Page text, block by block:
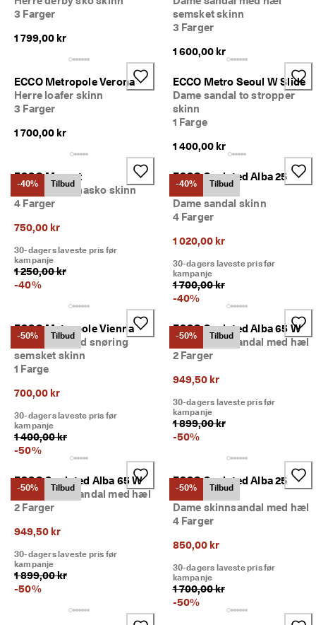
3 Farger
1 799,00 kr
semsket skinn
3 Farger
1 600,00 kr
ECCO Metropole Verona
Herre loafer skinn
3 Farger
1 700,00 kr
ECCO Metro Seoul W Slide
Dame sandal to stropper
skinn
1 Farge
1 400,00 kr
-40% Tilbud
ECCO Margot
Dame ballerinasko skinn
4 Farger
750,00 kr
30-dagers laveste pris før
kampanje
1 250,00 kr
-40%
-40% Tilbud
ECCO Sculpted Alba 25
Sandal
Dame sandal skinn
4 Farger
1 020,00 kr
30-dagers laveste pris før
kampanje
1 700,00 kr
-40%
-50% Tilbud
ECCO Metropole Vienna
Dame sko med snøring
semsket skinn
1 Farge
700,00 kr
30-dagers laveste pris før
kampanje
1 400,00 kr
-50%
-50% Tilbud
ECCO Sculpted Alba 65 W
Dame skinnsandal med hæl
2 Farger
949,50 kr
30-dagers laveste pris før
kampanje
1 899,00 kr
-50%
-50% Tilbud
ECCO Sculpted Alba 65 W
Dame skinnsandal med hæl
2 Farger
949,50 kr
30-dagers laveste pris før
kampanje
1 899,00 kr
-50%
-50% Tilbud
ECCO Sculpted Alba 25
Sandal
Dame skinnsandal med hæl
4 Farger
850,00 kr
30-dagers laveste pris før
kampanje
1 700,00 kr
-50%